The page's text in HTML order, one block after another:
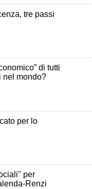
tre passi
di tutti
nel mondo?
per lo
per
Renzi